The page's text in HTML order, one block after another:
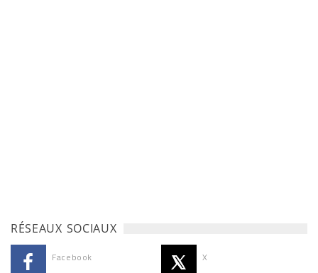
RÉSEAUX SOCIAUX
Facebook X